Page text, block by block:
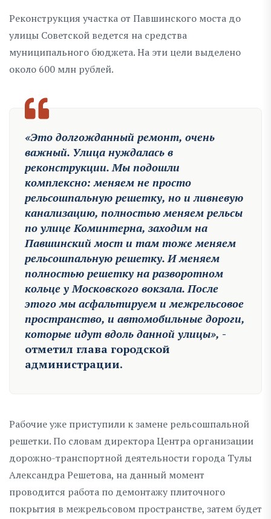
Реконструкция участка от Павшинского моста до
улицы Советской ведется на средства
муниципального бюджета. На эти цели выделено
около 600 млн рублей.
«Это долгожданный ремонт, очень
важный. Улица нуждалась в
реконструкции. Мы подошли
комплексно: меняем не просто
рельсошпальную решетку, но и ливневую
канализацию, полностью меняем рельсы
по улице Коминтерна, заходим на
Павшинский мост и там тоже меняем
рельсошпальную решетку. И меняем
полностью решетку на разворотном
кольце у Московского вокзала. После
этого мы асфальтируем и межрельсовое
пространство, и автомобильные дороги,
которые идут вдоль данной улицы», -
отметил глава городской
администрации.
Рабочие уже приступили к замене рельсошпальной
решетки. По словам директора Центра организации
дорожно-транспортной деятельности города Тулы
Александра Решетова, на данный момент
проводится работа по демонтажу плиточного
покрытия в межрельсовом пространстве, затем будет